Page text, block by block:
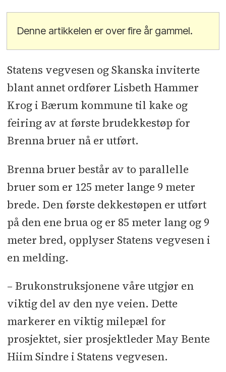
Denne artikkelen er over fire år gammel.
Statens vegvesen og Skanska inviterte
blant annet ordfører Lisbeth Hammer
Krog i Bærum kommune til kake og
feiring av at første brudekkestøp for
Brenna bruer nå er utført.
Brenna bruer består av to parallelle
bruer som er 125 meter lange 9 meter
brede. Den første dekkestøpen er utført
på den ene brua og er 85 meter lang og 9
meter bred, opplyser Statens vegvesen i
en melding.
– Brukonstruksjonene våre utgjør en
viktig del av den nye veien. Dette
markerer en viktig milepæl for
prosjektet, sier prosjektleder May Bente
Hiim Sindre i Statens vegvesen.